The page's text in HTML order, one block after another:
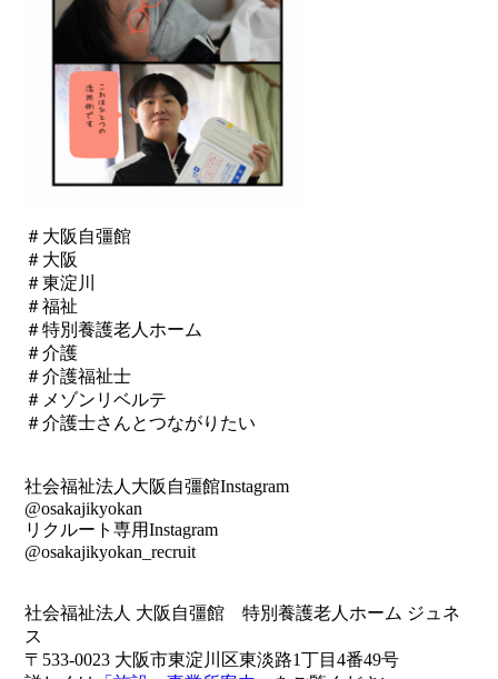
＃大阪自彊館
＃大阪
＃東淀川
＃福祉
＃特別養護老人ホーム
＃介護
＃介護福祉士
＃メゾンリベルテ
＃介護士さんとつながりたい
社会福祉法人大阪自彊館Instagram
@osakajikyokan
リクルート専用Instagram
@osakajikyokan_recruit
社会福祉法人 大阪自彊館 特別養護老人ホーム ジュネ
ス
〒533-0023 大阪市東淀川区東淡路1丁目4番49号